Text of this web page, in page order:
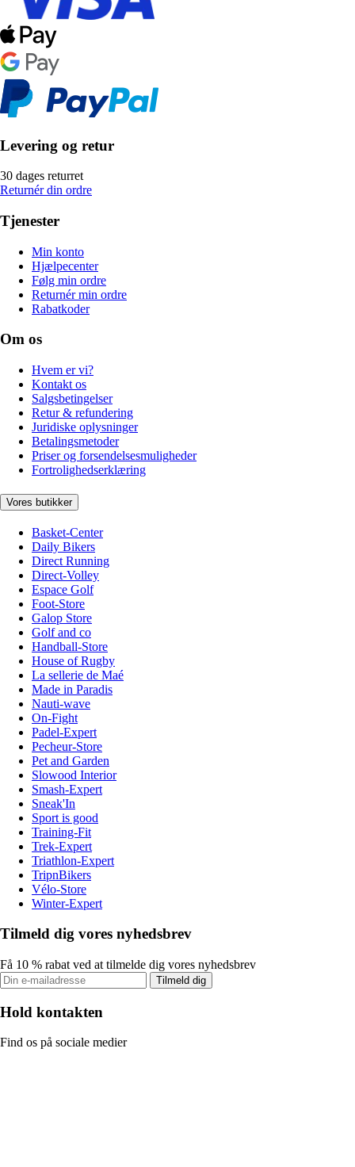
Levering og retur
30 dages returret
Returnér din ordre
Tjenester
Min konto
Hjælpecenter
Følg min ordre
Returnér min ordre
Rabatkoder
Om os
Hvem er vi?
Kontakt os
Salgsbetingelser
Retur & refundering
Juridiske oplysninger
Betalingsmetoder
Priser og forsendelsesmuligheder
Fortrolighedserklæring
Vores butikker
Basket-Center
Daily Bikers
Direct Running
Direct-Volley
Espace Golf
Foot-Store
Galop Store
Golf and co
Handball-Store
House of Rugby
La sellerie de Maé
Made in Paradis
Nauti-wave
On-Fight
Padel-Expert
Pecheur-Store
Pet and Garden
Slowood Interior
Smash-Expert
Sneak'In
Sport is good
Training-Fit
Trek-Expert
Triathlon-Expert
TripnBikers
Vélo-Store
Winter-Expert
Tilmeld dig vores nyhedsbrev
Få 10 % rabat ved at tilmelde dig vores nyhedsbrev
Tilmeld dig
Hold kontakten
Find os på sociale medier